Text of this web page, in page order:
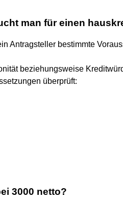
man für einen
Antragsteller bestimmte
beziehungsweise
überprüft:
3000 netto?